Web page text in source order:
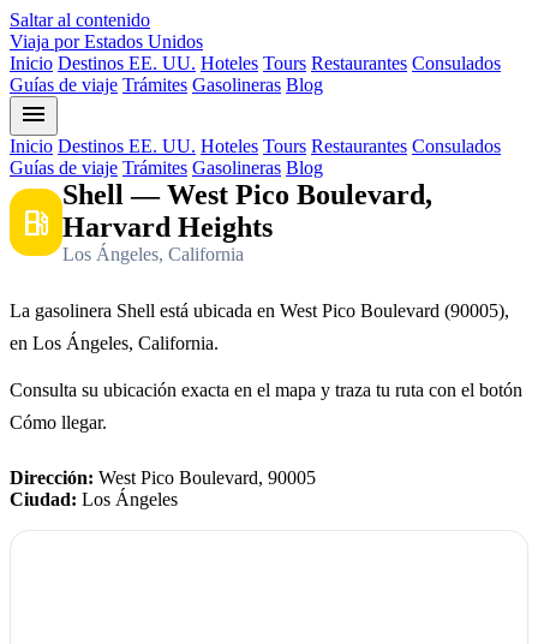
Saltar al contenido
Viaja por Estados Unidos
Inicio Destinos EE. UU. Hoteles Tours Restaurantes Consulados
Guías de viaje Trámites Gasolineras Blog
menu
Inicio Destinos EE. UU. Hoteles Tours Restaurantes Consulados
Guías de viaje Trámites Gasolineras Blog
local_gas_station
Shell — West Pico Boulevard,
Harvard Heights
Los Ángeles, California
La gasolinera Shell está ubicada en West Pico Boulevard (90005),
en Los Ángeles, California.
Consulta su ubicación exacta en el mapa y traza tu ruta con el botón
Cómo llegar.
Dirección: West Pico Boulevard, 90005
Ciudad: Los Ángeles